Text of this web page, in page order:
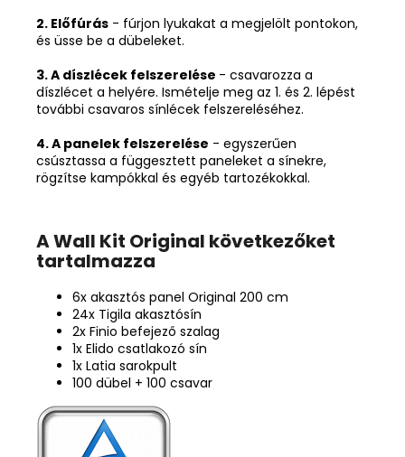
2. Előfúrás - fúrjon lyukakat a megjelölt pontokon,
és üsse be a dübeleket.
3. A díszlécek felszerelése - csavarozza a
díszlécet a helyére. Ismételje meg az 1. és 2. lépést
további csavaros sínlécek felszereléséhez.
4. A panelek felszerelése - egyszerűen
csúsztassa a függesztett paneleket a sínekre,
rögzítse kampókkal és egyéb tartozékokkal.
A Wall Kit Original következőket
tartalmazza
6x akasztós panel Original 200 cm
24x Tigila akasztósín
2x Finio befejező szalag
1x Elido csatlakozó sín
1x Latia sarokpult
100 dübel + 100 csavar